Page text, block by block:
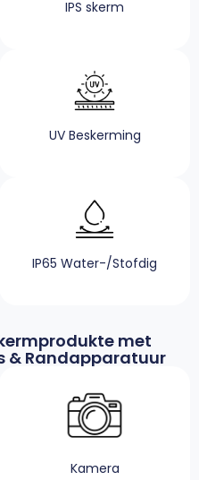
IPS skerm
UV Beskerming
IP65 Water-/Stofdig
met
& Randapparatuur
Kamera